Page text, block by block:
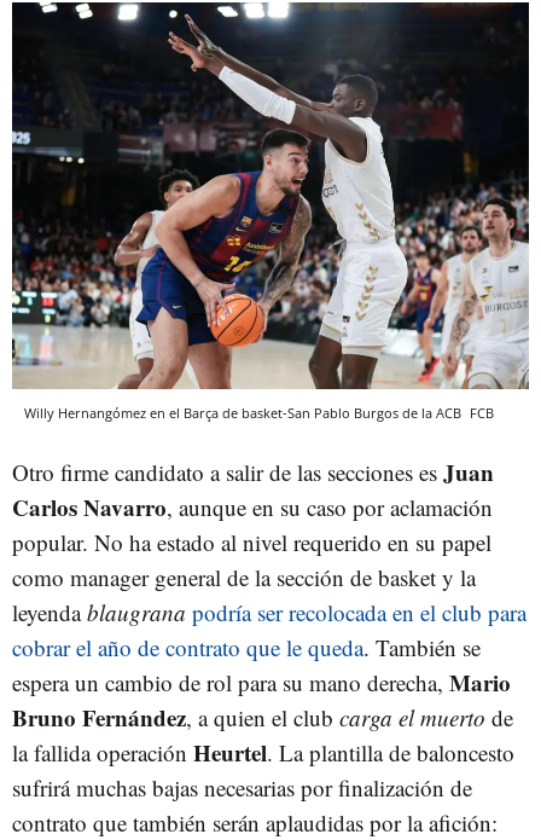
Willy Hernangómez en el Barça de basket-San Pablo Burgos de la ACB FCB
Otro firme candidato a salir de las secciones es Juan
Carlos Navarro, aunque en su caso por aclamación
popular. No ha estado al nivel requerido en su papel
como manager general de la sección de basket y la
leyendablaugrana podría ser recolocada en el club para
cobrar el año de contrato que le queda. También se
espera un cambio de rol para su mano derecha, Mario
Bruno Fernández, a quien el club carga el muerto de
la fallida operación Heurtel. La plantilla de baloncesto
sufrirá muchas bajas necesarias por finalización de
contrato que también serán aplaudidas por la afición: